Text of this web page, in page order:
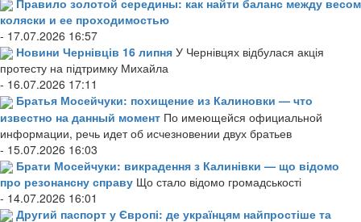
коляски и ее проходимостью
- 17.07.2026 16:57
Новини Чернівців 16 липня У Чернівцях відбулася акція
протесту на підтримку Михайла
- 16.07.2026 17:11
Братья Мосейчуки: похищение из Калиновки — что
известно на данный момент По имеющейся официальной
информации, речь идет об исчезновении двух братьев
- 15.07.2026 16:03
Брати Мосейчуки: викрадення з Калинівки — що відомо
про резонансну справу Що стало відомо громадськості
- 14.07.2026 16:01
Другий паспорт у Європі: де українцям найпростіше та